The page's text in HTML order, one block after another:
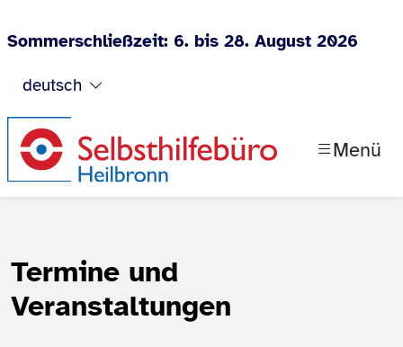
Zum Inhalt springen
Sommerschließzeit: 6. bis 28. August 2026
deutsch
Menü
Termine und
Veranstaltungen